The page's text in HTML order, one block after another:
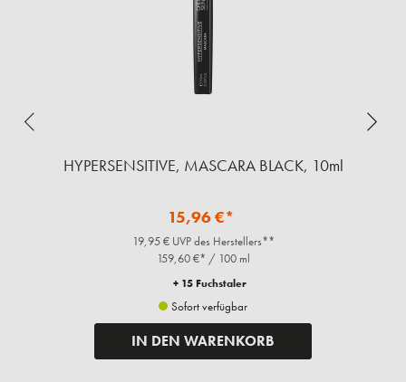
HYPERSENSITIVE, MASCARA BLACK, 10ml
15,96 €*
19,95 € UVP des Herstellers**
159,60 €* / 100 ml
+ 15 Fuchstaler
Sofort verfügbar
IN DEN WARENKORB